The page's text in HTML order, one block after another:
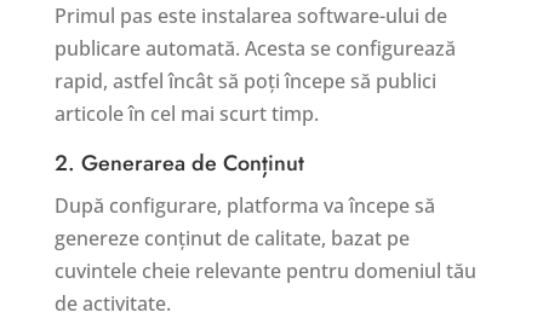
Primul pas este instalarea software-ului de
publicare automată. Acesta se configurează
rapid, astfel încât să poți începe să publici
articole în cel mai scurt timp.
2. Generarea de Conținut
După configurare, platforma va începe să
genereze conținut de calitate, bazat pe
cuvintele cheie relevante pentru domeniul tău
de activitate.